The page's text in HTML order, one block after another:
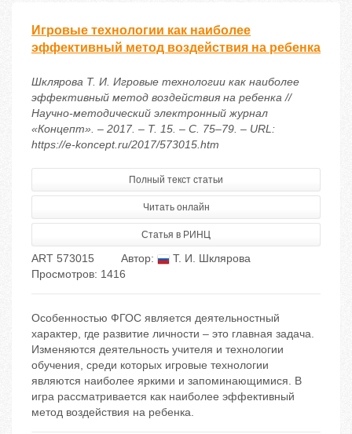
Игровые технологии как наиболее
эффективный метод воздействия на ребенка
Шклярова Т. И. Игровые технологии как наиболее
эффективный метод воздействия на ребенка //
Научно-методический электронный журнал
«Концепт». – 2017. – Т. 15. – С. 75–79. – URL:
https://e-koncept.ru/2017/573015.htm
Полный текст статьи
Читать онлайн
Статья в РИНЦ
ART 573015 Автор:
Т. И. Шклярова
Просмотров: 1416
Особенностью ФГОС является деятельностный
характер, где развитие личности – это главная задача.
Изменяются деятельность учителя и технологии
обучения, среди которых игровые технологии
являются наиболее яркими и запоминающимися. В
игра рассматривается как наиболее эффективный
метод воздействия на ребенка.